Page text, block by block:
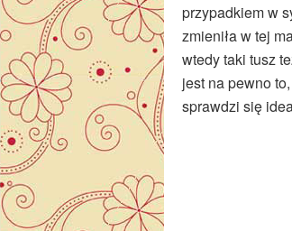
przypadkiem w
zmieniła w tej
wtedy taki tusz
jest na pewno
sprawdzi się